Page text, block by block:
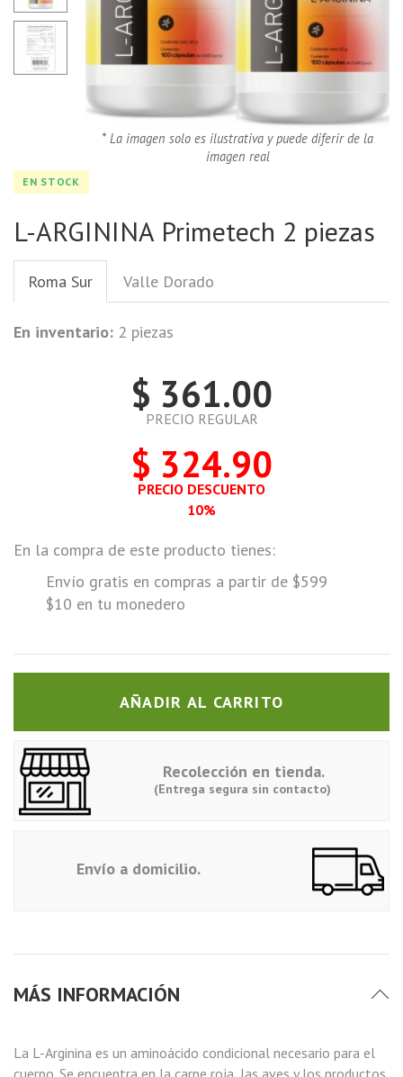
* La imagen solo es ilustrativa y puede diferir de la
imagen real
EN STOCK
L-ARGININA Primetech 2 piezas
Roma Sur Valle Dorado
En inventario: 2 piezas
$ 361.00
PRECIO REGULAR
$ 324.90
PRECIO DESCUENTO
10%
En la compra de este producto tienes:
Envío gratis en compras a partir de $599
$10 en tu monedero
AÑADIR AL CARRITO
Recolección en tienda.
(Entrega segura sin contacto)
Envío a domicilio.
MÁS INFORMACIÓN
La L-Arginina es un aminoácido condicional necesario para el
cuerpo. Se encuentra en la carne roja, las aves y los productos